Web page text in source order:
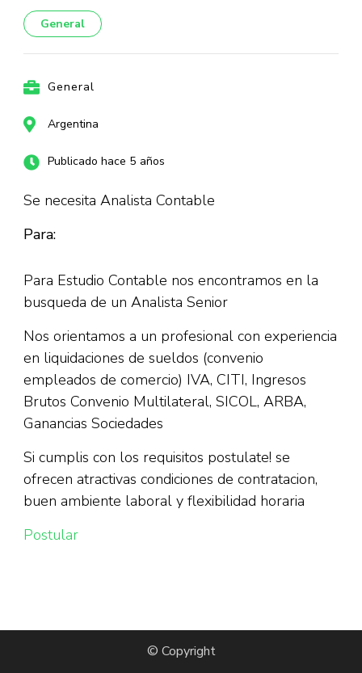
General
General
Argentina
Publicado hace 5 años
Se necesita Analista Contable
Para:
Para Estudio Contable nos encontramos en la
busqueda de un Analista Senior
Nos orientamos a un profesional con experiencia
en liquidaciones de sueldos (convenio
empleados de comercio) IVA, CITI, Ingresos
Brutos Convenio Multilateral, SICOL, ARBA,
Ganancias Sociedades
Si cumplis con los requisitos postulate! se
ofrecen atractivas condiciones de contratacion,
buen ambiente laboral y flexibilidad horaria
Postular
© Copyright